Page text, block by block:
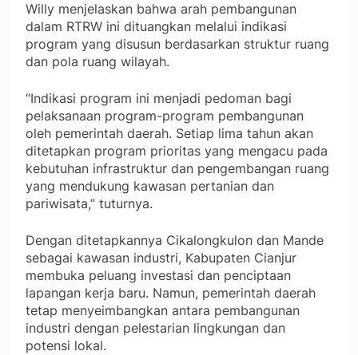
Willy menjelaskan bahwa arah pembangunan
dalam RTRW ini dituangkan melalui indikasi
program yang disusun berdasarkan struktur ruang
dan pola ruang wilayah.
“Indikasi program ini menjadi pedoman bagi
pelaksanaan program-program pembangunan
oleh pemerintah daerah. Setiap lima tahun akan
ditetapkan program prioritas yang mengacu pada
kebutuhan infrastruktur dan pengembangan ruang
yang mendukung kawasan pertanian dan
pariwisata,” tuturnya.
Dengan ditetapkannya Cikalongkulon dan Mande
sebagai kawasan industri, Kabupaten Cianjur
membuka peluang investasi dan penciptaan
lapangan kerja baru. Namun, pemerintah daerah
tetap menyeimbangkan antara pembangunan
industri dengan pelestarian lingkungan dan
potensi lokal.